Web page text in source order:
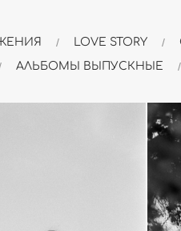
LOVE STORY
АЛЬБОМЫ ВЫПУСКНЫЕ